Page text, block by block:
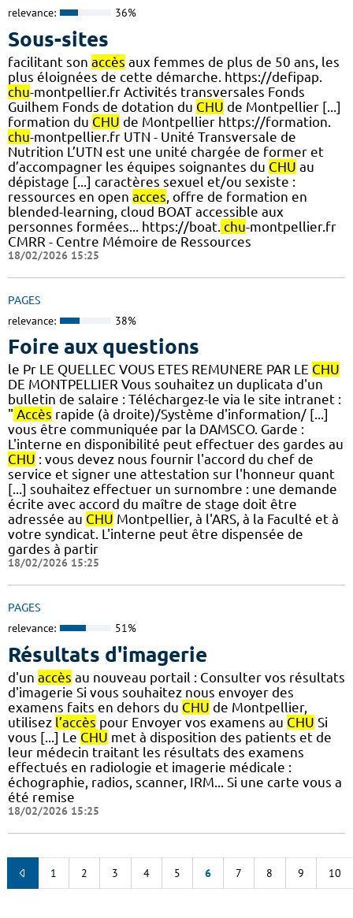
relevance: 36%
Sous-sites
facilitant son accès aux femmes de plus de 50 ans, les
plus éloignées de cette démarche. https://defipap.
chu-montpellier.fr Activités transversales Fonds
Guilhem Fonds de dotation du CHU de Montpellier [...]
formation du CHU de Montpellier https://formation.
chu-montpellier.fr UTN - Unité Transversale de
Nutrition L’UTN est une unité chargée de former et
d’accompagner les équipes soignantes du CHU au
dépistage [...] caractères sexuel et/ou sexiste :
ressources en open acces, offre de formation en
blended-learning, cloud BOAT accessible aux
personnes formées... https://boat. chu-montpellier.fr
CMRR - Centre Mémoire de Ressources
18/02/2026 15:25
PAGES
relevance: 38%
Foire aux questions
le Pr LE QUELLEC VOUS ETES REMUNERE PAR LE CHU
DE MONTPELLIER Vous souhaitez un duplicata d'un
bulletin de salaire : Téléchargez-le via le site intranet :
" Accès rapide (à droite)/Système d'information/ [...]
vous être communiquée par la DAMSCO. Garde :
L'interne en disponibilité peut effectuer des gardes au
CHU : vous devez nous fournir l'accord du chef de
service et signer une attestation sur l'honneur quant
[...] souhaitez effectuer un surnombre : une demande
écrite avec accord du maître de stage doit être
adressée au CHU Montpellier, à l'ARS, à la Faculté et à
votre syndicat. L'interne peut être dispensée de
gardes à partir
18/02/2026 15:25
PAGES
relevance: 51%
Résultats d'imagerie
d'un accès au nouveau portail : Consulter vos résultats
d'imagerie Si vous souhaitez nous envoyer des
examens faits en dehors du CHU de Montpellier,
utilisez l’accès pour Envoyer vos examens au CHU Si
vous [...] Le CHU met à disposition des patients et de
leur médecin traitant les résultats des examens
effectués en radiologie et imagerie médicale :
échographie, radios, scanner, IRM... Si une carte vous a
été remise
18/02/2026 15:25
1 2 3 4 5 6 7 8 9 10